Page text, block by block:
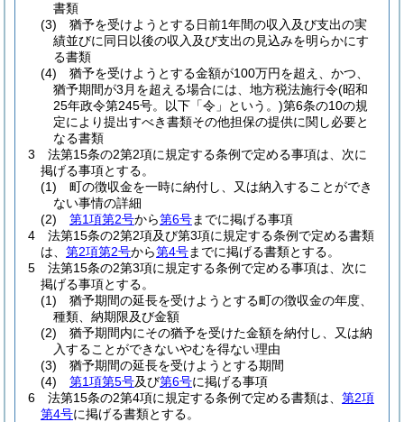
書類
(3)
猶予を受けようとする日前1年間の収入及び支出の実
績並びに同日以後の収入及び支出の見込みを明らかにす
る書類
(4)
猶予を受けようとする金額が100万円を超え、かつ、
猶予期間が3月を超える場合には、地方税法施行令(昭和
25年政令第245号。以下「令」という。)第6条の10の規
定により提出すべき書類その他担保の提供に関し必要と
なる書類
3
法第15条の2第2項に規定する条例で定める事項は、次に
掲げる事項とする。
(1)
町の徴収金を一時に納付し、又は納入することができ
ない事情の詳細
(2)
第1項第2号から第6号までに掲げる事項
4
法第15条の2第2項及び第3項に規定する条例で定める書類
は、 第2項第2号から第4号までに掲げる書類とする。
5
法第15条の2第3項に規定する条例で定める事項は、次に
掲げる事項とする。
(1)
猶予期間の延長を受けようとする町の徴収金の年度、
種類、納期限及び金額
(2)
猶予期間内にその猶予を受けた金額を納付し、又は納
入することができないやむを得ない理由
(3)
猶予期間の延長を受けようとする期間
(4)
第1項第5号及び第6号に掲げる事項
6
法第15条の2第4項に規定する条例で定める書類は、 第2項
第4号に掲げる書類とする。